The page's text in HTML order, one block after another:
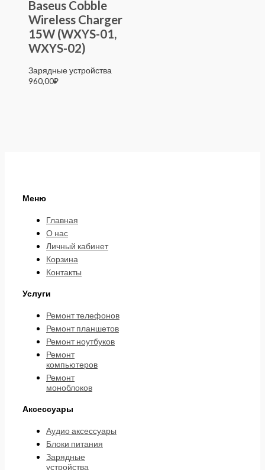
Baseus Cobble
Wireless Charger
15W (WXYS-01,
WXYS-02)
Зарядные устройства
960,00₽
Меню
Главная
О нас
Личный кабинет
Корзина
Контакты
Услуги
Ремонт телефонов
Ремонт планшетов
Ремонт ноутбуков
Ремонт
компьютеров
Ремонт
моноблоков
Аксессуары
Аудио аксессуары
Блоки питания
Зарядные
устройства